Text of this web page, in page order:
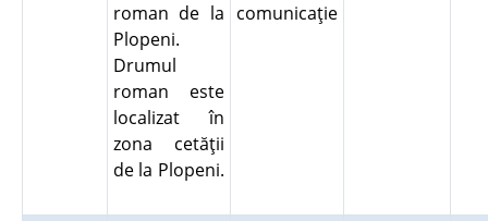
roman de la
Plopeni.
Drumul
roman este
localizat în
zona cetăţii
de la Plopeni.
comunicaţie